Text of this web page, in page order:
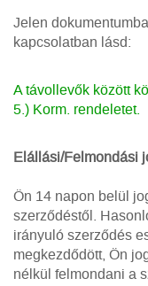
Jelen
kapcsolatban lásd:
A távollevők között
5.) Korm. rendeletet.
Elállási/Felmondási
Ön 14 napon belül
szerződéstől.
irányuló szerződés
megkezdődött, Ön
nélkül felmondani a